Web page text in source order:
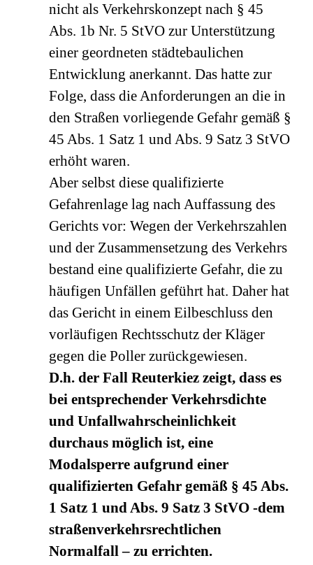
nicht als Verkehrskonzept nach § 45
Abs. 1b Nr. 5 StVO zur Unterstützung
einer geordneten städtebaulichen
Entwicklung anerkannt. Das hatte zur
Folge, dass die Anforderungen an die in
den Straßen vorliegende Gefahr gemäß §
45 Abs. 1 Satz 1 und Abs. 9 Satz 3 StVO
erhöht waren.
Aber selbst diese qualifizierte
Gefahrenlage lag nach Auffassung des
Gerichts vor: Wegen der Verkehrszahlen
und der Zusammensetzung des Verkehrs
bestand eine qualifizierte Gefahr, die zu
häufigen Unfällen geführt hat. Daher hat
das Gericht in einem Eilbeschluss den
vorläufigen Rechtsschutz der Kläger
gegen die Poller zurückgewiesen.
D.h. der Fall Reuterkiez zeigt, dass es
bei entsprechender Verkehrsdichte
und Unfallwahrscheinlichkeit
durchaus möglich ist, eine
Modalsperre aufgrund einer
qualifizierten Gefahr gemäß § 45 Abs.
1 Satz 1 und Abs. 9 Satz 3 StVO -dem
straßenverkehrsrechtlichen
Normalfall – zu errichten.